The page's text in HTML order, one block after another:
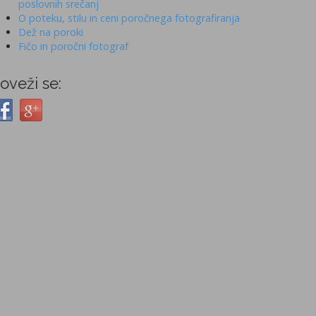
poslovnih srečanj
O poteku, stilu in ceni poročnega fotografiranja
Dež na poroki
Fičo in poročni fotograf
se: